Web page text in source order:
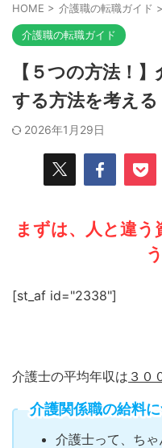
HOME > 介護職の転職ガイド >
介護職の転職ガイド
【５つの方法！
する方法を考える
2026年1月29日
まずは、人と違
[st_af id="2338"]
介護士の平均年収は ３０
介護関係職の給料
介護士って、ち